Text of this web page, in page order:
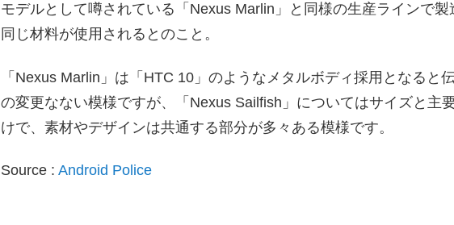
モデルとして噂されている「Nexus Marlin」と同様の生産ラインで製
同じ材料が使用されるとのこと。
「Nexus Marlin」は「HTC 10」のようなメタルボディ採用となると
の変更なない模様ですが、「Nexus Sailfish」についてはサイズと主
けで、素材やデザインは共通する部分が多々ある模様です。
Source :Android Police